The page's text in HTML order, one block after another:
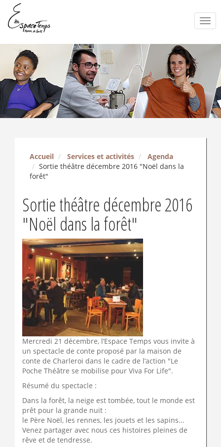
Accueil Services et activités
Agenda
Sortie théâtre décembre 2016 "Noël dans la
forêt"
Sortie théâtre décembre 2016
"Noël dans la forêt"
Mercredi 21 décembre, l’Espace Temps vous invite à
un spectacle de conte proposé par la maison de
conte de Charleroi dans le cadre de l’action "Le
Poche Théâtre se mobilise pour Viva For Life".
Résumé du spectacle :
Dans la forêt, la neige est tombée, tout le monde est
prêt pour la grande nuit :
le Père Noël, les rennes, les jouets et les sapins...
Venez partager avec nous ces histoires pleines de
rêve et de tendresse.